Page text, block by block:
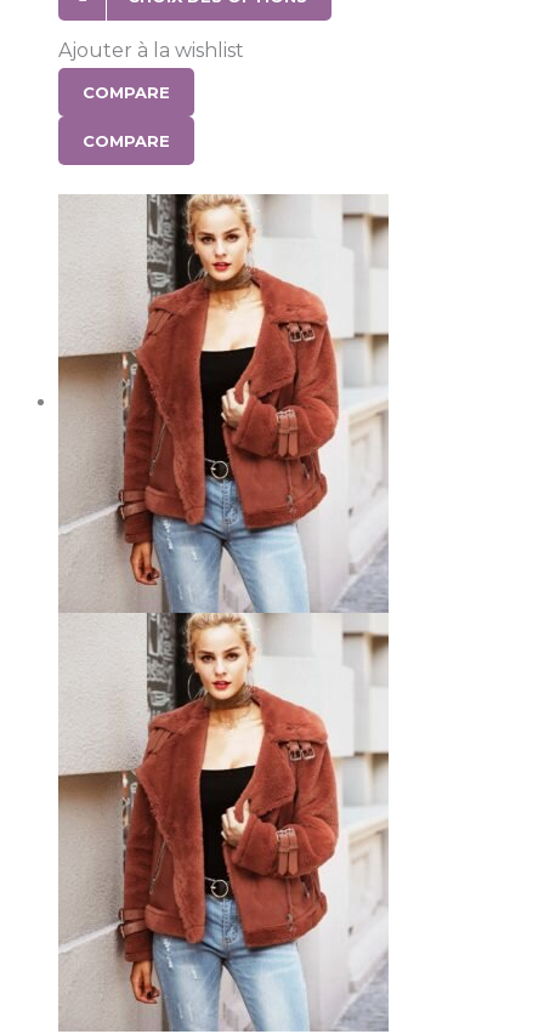
Ajouter à la wishlist
COMPARE
COMPARE